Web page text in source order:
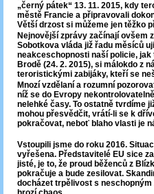
„černý pátek“ 13. 11. 2015, kdy
městě Francie a připravovali
Větší drzost si můžeme jen těžko
Nejnovější zprávy začínají ovšem
Sobotkova vláda již řadu měsíců
neakceschopnosti naší policie,
Brodě (24. 2. 2015), si málokdo z
teroristickými zabijáky, kteří se
Mnozí vzdělaní a rozumní
níž se do Evropy
nelehké časy. To ostatně tvrdíme
mohou přesvědčit, vrátí-li se k
pokračovat, neboť blaho vlasti je
Vstoupili jsme do roku 2016.
vyřešena. Představitelé EU sice
jisté, je to, že proud běženců z
pokračuje a bude zesilovat.
docházet trpělivost s